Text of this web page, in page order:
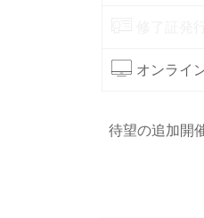
オンライ
待望の追加開